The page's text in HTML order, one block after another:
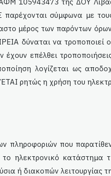
σύμφωνα με
μέρος των παρόντων
δύναται να τροποποιεί
επέλθει
λογίζεται ως
ρητώς η χρήση του
που
ηλεκτρονικό κατάστημα
ή διακοπών λειτουργίας